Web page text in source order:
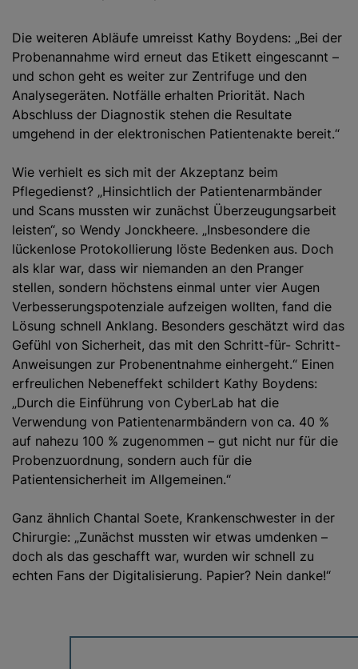
Die weiteren Abläufe umreisst Kathy Boydens: „Bei der
Probenannahme wird erneut das Etikett eingescannt –
und schon geht es weiter zur Zentrifuge und den
Analysegeräten. Notfälle erhalten Priorität. Nach
Abschluss der Diagnostik stehen die Resultate
umgehend in der elektronischen Patientenakte bereit.“
Wie verhielt es sich mit der Akzeptanz beim
Pflegedienst? „Hinsichtlich der Patientenarmbänder
und Scans mussten wir zunächst Überzeugungsarbeit
leisten“, so Wendy Jonckheere. „Insbesondere die
lückenlose Protokollierung löste Bedenken aus. Doch
als klar war, dass wir niemanden an den Pranger
stellen, sondern höchstens einmal unter vier Augen
Verbesserungspotenziale aufzeigen wollten, fand die
Lösung schnell Anklang. Besonders geschätzt wird das
Gefühl von Sicherheit, das mit den Schritt-für- Schritt-
Anweisungen zur Probenentnahme einhergeht.“ Einen
erfreulichen Nebeneffekt schildert Kathy Boydens:
„Durch die Einführung von CyberLab hat die
Verwendung von Patientenarmbändern von ca. 40 %
auf nahezu 100 % zugenommen – gut nicht nur für die
Probenzuordnung, sondern auch für die
Patientensicherheit im Allgemeinen.“
Ganz ähnlich Chantal Soete, Krankenschwester in der
Chirurgie: „Zunächst mussten wir etwas umdenken –
doch als das geschafft war, wurden wir schnell zu
echten Fans der Digitalisierung. Papier? Nein danke!“